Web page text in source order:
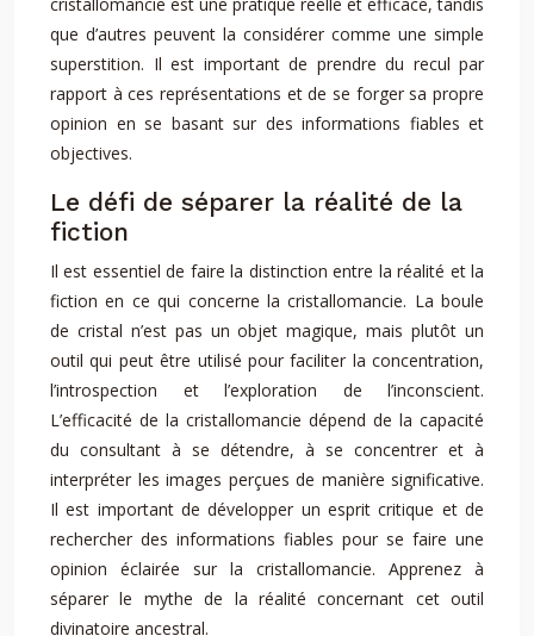
que d’autres peuvent la considérer comme une simple
superstition. Il est important de prendre du recul par
rapport à ces représentations et de se forger sa propre
opinion en se basant sur des informations fiables et
objectives.
Le défi de séparer la réalité de la
fiction
Il est essentiel de faire la distinction entre la réalité et la
fiction en ce qui concerne la cristallomancie. La boule
de cristal n’est pas un objet magique, mais plutôt un
outil qui peut être utilisé pour faciliter la concentration,
l’introspection et l’exploration de l’inconscient.
L’efficacité de la cristallomancie dépend de la capacité
du consultant à se détendre, à se concentrer et à
interpréter les images perçues de manière significative.
Il est important de développer un esprit critique et de
rechercher des informations fiables pour se faire une
opinion éclairée sur la cristallomancie. Apprenez à
séparer le mythe de la réalité concernant cet outil
divinatoire ancestral.